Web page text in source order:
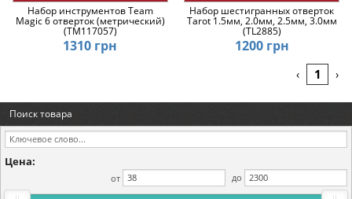
Набор инструментов Team
Magic 6 отверток (метрический)
(TM117057)
1310 грн
Набор шестигранных отверток
Tarot 1.5мм, 2.0мм, 2.5мм, 3.0мм
(TL2885)
1200 грн
‹ 1 ›
Поиск товара
Цена:
от до